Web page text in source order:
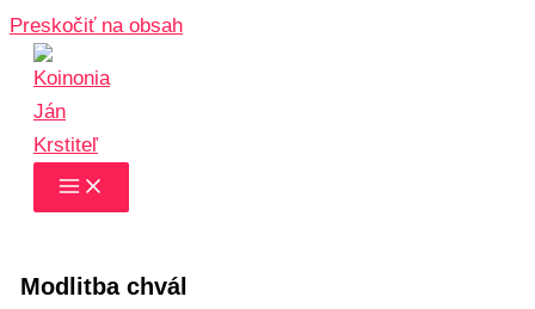
Preskočiť na obsah
Modlitba chvál